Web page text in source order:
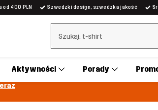
od 400 PLN Szwedzki design, szwedzka jakość
Wyczyść wyszukiwanie
Aktywności Porady